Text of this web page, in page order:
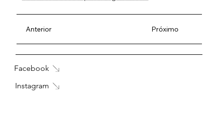
Anterior Próximo
Facebook
Instagram